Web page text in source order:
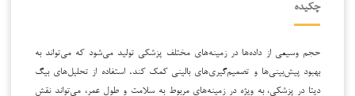
چکیده
حجم وسیعی از داده‌ها در زمینه‌های مختلف پزشکی تولید می‌شود که می‌تواند به
بهبود پیش‌بینی‌ها و تصمیم‌گیری‌های بالینی کمک کند. استفاده از تحلیل‌های بیگ
دیتا در پزشکی، به ویژه در زمینه‌های مربوط به سلامت و طول عمر، می‌تواند نقش